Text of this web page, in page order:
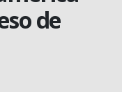
de